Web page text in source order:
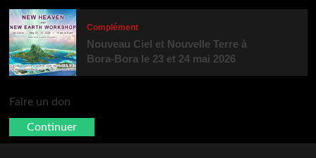
Complément
Nouveau Ciel et Nouvelle Terre à
Bora-Bora le 23 et 24 mai 2026
Faire un don
Continuer